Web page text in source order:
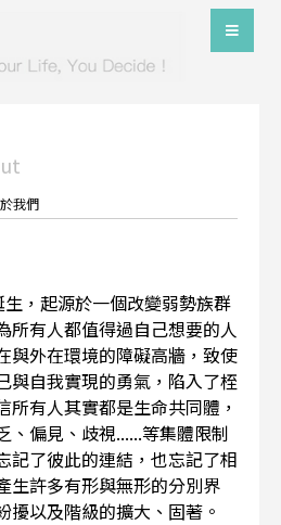
我們
生，起源於一個改變弱勢族群
所有人都值得過自己想要的人
與外在環境的障礙高牆，致使
與自我實現的勇氣，陷入了桎
所有人其實都是生命共同體，
、偏見、歧視......等集體限制
記了彼此的連結，也忘記了相
生許多有形與無形的分別界
擾以及階級的擴大、固著。